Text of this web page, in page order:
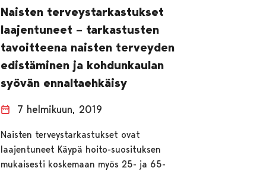
Naisten terveystarkastukset
laajentuneet – tarkastusten
tavoitteena naisten terveyden
edistäminen ja kohdunkaulan
syövän ennaltaehkäisy
7 helmikuun, 2019
Naisten terveystarkastukset ovat
laajentuneet Käypä hoito-suosituksen
mukaisesti koskemaan myös 25- ja 65-